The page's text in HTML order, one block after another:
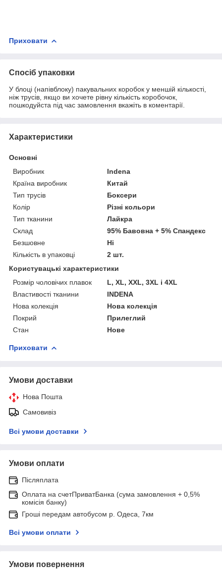
Приховати
Спосіб упаковки
У блоці (напівблоку) пакувальних коробок у меншій кількості,
ніж трусів, якщо ви хочете рівну кількість коробочок,
пошкодуйста під час замовлення вкажіть в коментарії.
Характеристики
Основні
Виробник
Indena
Країна виробник
Китай
Тип трусів
Боксери
Колір
Різні кольори
Тип тканини
Лайкра
Склад
95% Бавовна + 5% Спандекс
Безшовне
Ні
Кількість в упаковці
2 шт.
Користувацькі характеристики
Розмір чоловічих плавок
L, XL, XXL, 3XL і 4XL
Властивості тканини
INDENA
Нова колекція
Нова колекція
Покрий
Прилеглий
Стан
Нове
Приховати
Умови доставки
Нова Пошта
Самовивіз
Всі умови доставки
Умови оплати
Післяплата
Оплата на счетПриватБанка (сума замовлення + 0,5%
комісія банку)
Гроші передам автобусом р. Одеса, 7км
Всі умови оплати
Умови повернення